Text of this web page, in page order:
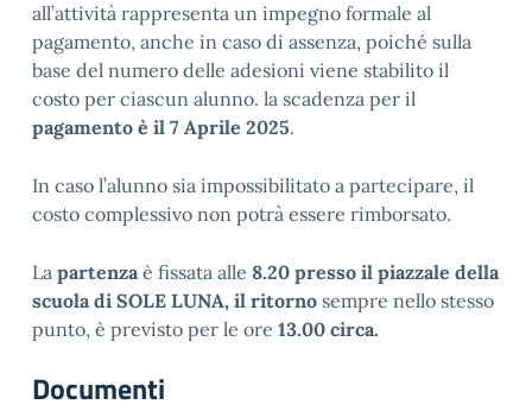
all’attività rappresenta un impegno formale al
pagamento, anche in caso di assenza, poiché sulla
base del numero delle adesioni viene stabilito il
costo per ciascun alunno. la scadenza per il
pagamento è il 7 Aprile 2025.
In caso l’alunno sia impossibilitato a partecipare, il
costo complessivo non potrà essere rimborsato.
La partenzaè fissata alle 8.20 presso il piazzale della
scuola di SOLE LUNA, il ritorno sempre nello stesso
punto, è previsto per le ore 13.00 circa.
Documenti